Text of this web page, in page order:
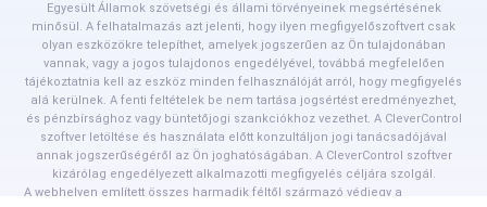
Egyesült Államok szövetségi és állami törvényeinek megsértésének
minősül. A felhatalmazás azt jelenti, hogy ilyen megfigyelőszoftvert csak
olyan eszközökre telepíthet, amelyek jogszerűen az Ön tulajdonában
vannak, vagy a jogos tulajdonos engedélyével, továbbá megfelelően
tájékoztatnia kell az eszköz minden felhasználóját arról, hogy megfigyelés
alá kerülnek. A fenti feltételek be nem tartása jogsértést eredményezhet,
és pénzbírsághoz vagy büntetőjogi szankciókhoz vezethet. A CleverControl
szoftver letöltése és használata előtt konzultáljon jogi tanácsadójával
annak jogszerűségéről az Ön joghatóságában. A CleverControl szoftver
kizárólag engedélyezett alkalmazotti megfigyelés céljára szolgál.
A webhelyen említett összes harmadik féltől származó védjegy a